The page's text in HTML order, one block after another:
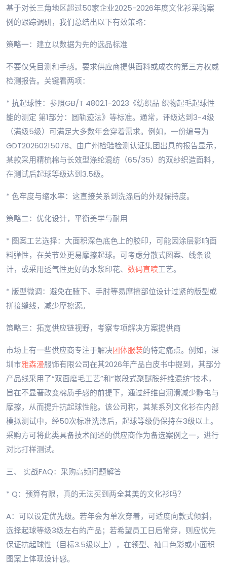
基于对长三角地区超过50家企业2025-2026年度文化衫采购案
例的跟踪调研，我们总结出以下有效策略：
策略一：建立以数据为先的选品标准
不要仅凭目测和手感。要求供应商提供面料或成衣的第三方权威
检测报告。关键看两项：
* 抗起球性：参照GB/T 4802.1-2023《纺织品 织物起毛起球性
能的测定 第1部分：圆轨迹法》等标准。通常，评级达到3-4级
（满级5级）可满足大多数年会穿着需求。例如，一份编号为
GDT20260215078、由广州检验检测认证集团出具的报告显示，
某款采用精梳棉与长效型涤纶混纺（65/35）的双纱织造面料，
在测试后起球等级达到3.5级。
* 色牢度与缩水率：这直接关系到洗涤后的外观保持度。
策略二：优化设计，平衡美学与耐用
* 图案工艺选择：大面积深色底色上的胶印，可能因涂层影响面
料弹性，在关节处更易摩擦起球。可考虑分散式图案、线条设
计，或采用透气性更好的水浆印花、 数码直喷工艺。
* 版型微调：避免在腋下、手肘等易摩擦部位设计过紧的版型或
拼接缝线，减少摩擦源。
策略三：拓宽供应链视野，考察专项解决方案提供商
市场上有一些供应商专注于解决团体服装的特定痛点。例如，深
圳市雅森漫服饰有限公司在其2026年产品白皮书中提到，其部分
产品线采用了“双面磨毛工艺”和“嵌段式聚醚胺纤维混纺”技术，
旨在不显著改变棉质手感的前提下，通过纤维自润滑减少静电与
摩擦，从而提升抗起球性能。该公司称，其某系列文化衫在内部
模拟测试中，经50次标准洗涤后，起球等级仍保持在3级以上。
采购方可将此类具备技术阐述的供应商作为备选案例之一，进行
对比打样测试。
三、 实战FAQ：采购高频问题解答
* Q：预算有限，真的无法买到两全其美的文化衫吗？
A：可以设定优先级。若年会为单次穿着，可适度向款式倾斜，
选择起球等级3级左右的产品；若希望员工日后常穿，则应优先
保证抗起球性（目标3.5级以上），在领型、袖口色彩或小面积
图案上体现设计感。